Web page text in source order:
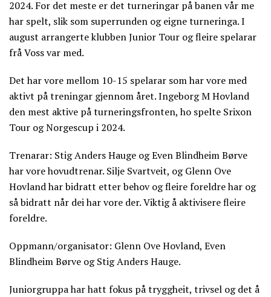
2024. For det meste er det turneringar på banen vår me
har spelt, slik som superrunden og eigne turneringa. I
august arrangerte klubben Junior Tour og fleire spelarar
frå Voss var med.
Det har vore mellom 10-15 spelarar som har vore med
aktivt på treningar gjennom året. Ingeborg M Hovland
den mest aktive på turneringsfronten, ho spelte Srixon
Tour og Norgescup i 2024.
Trenarar: Stig Anders Hauge og Even Blindheim Børve
har vore hovudtrenar. Silje Svartveit, og Glenn Ove
Hovland har bidratt etter behov og fleire foreldre har og
så bidratt når dei har vore der. Viktig å aktivisere fleire
foreldre.
Oppmann/organisator: Glenn Ove Hovland, Even
Blindheim Børve og Stig Anders Hauge.
Juniorgruppa har hatt fokus på tryggheit, trivsel og det å